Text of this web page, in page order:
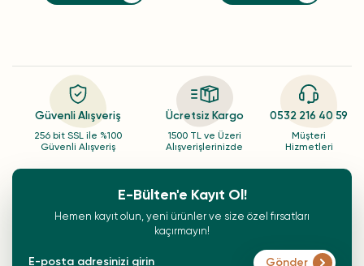
Güvenli Alışveriş
256 bit SSL ile %100
Güvenli Alışveriş
Ücretsiz Kargo
1500 TL ve Üzeri
Alışverişlerinizde
0532 216 40 59
Müşteri
Hizmetleri
E-Bülten'e Kayıt Ol!
Hemen kayıt olun, yeni ürünler ve size özel fırsatları
kaçırmayın!
Gönder